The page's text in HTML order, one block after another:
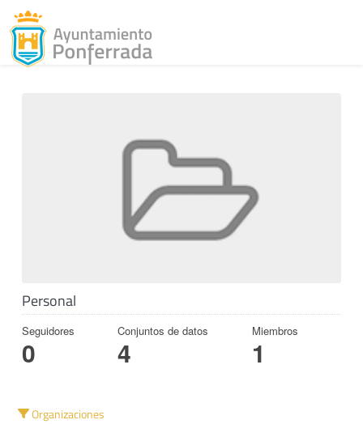
Personal
Seguidores
0
Conjuntos de datos
4
Miembros
1
Organizaciones